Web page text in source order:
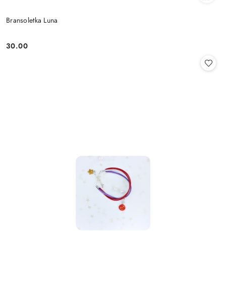
Bransoletka Luna
Cena:
30.00